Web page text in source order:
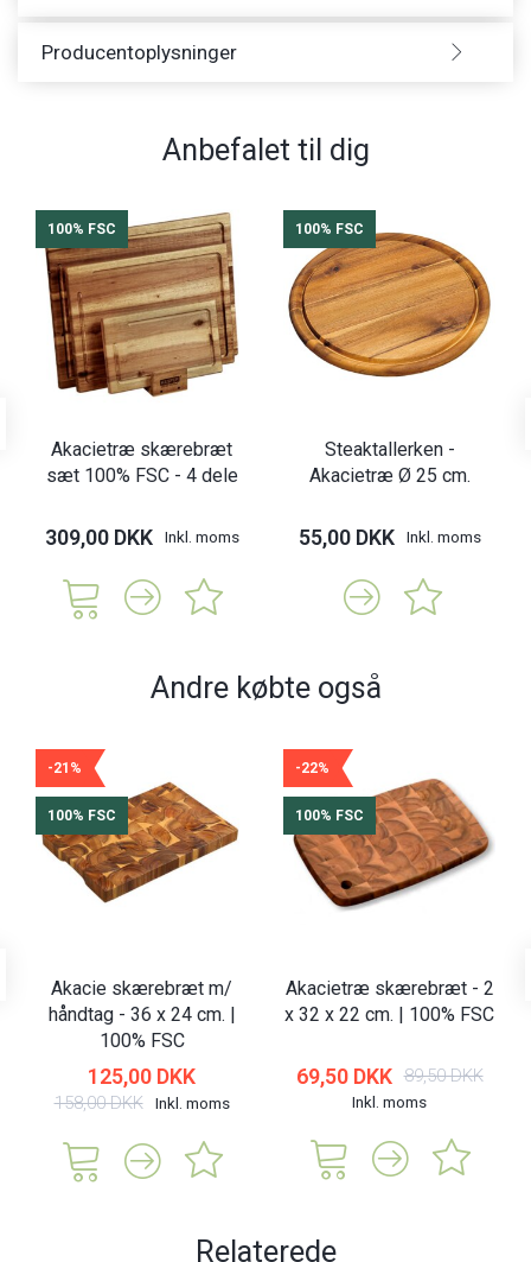
Producentoplysninger
Anbefalet til dig
100% FSC
Akacietræ skærebræt
sæt 100% FSC - 4 dele
309,00 DKK Inkl. moms
100% FSC
Steaktallerken -
Akacietræ Ø 25 cm.
55,00 DKK Inkl. moms
Andre købte også
-21%
100% FSC
Akacie skærebræt m/
håndtag - 36 x 24 cm. |
100% FSC
125,00 DKK
158,00 DKK Inkl. moms
-22%
100% FSC
Akacietræ skærebræt - 2
x 32 x 22 cm. | 100% FSC
69,50 DKK 89,50 DKK
Inkl. moms
Relaterede